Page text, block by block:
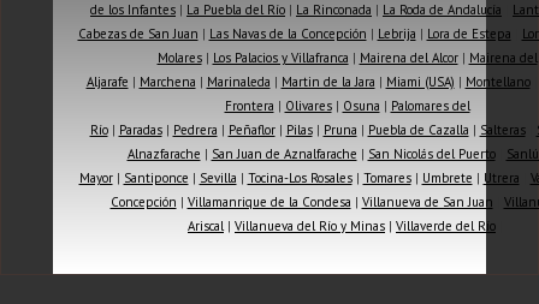
de los Infantes | La Puebla del Río | La Rinconada | La Roda de Andalucía
Cabezas de San Juan | Las Navas de la Concepción | Lebrija | Lora de Estepa
Molares| Los Palacios y Villafranca | Mairena del Alcor| Mairena del
Aljarafe | Marchena | Marinaleda | Martin de la Jara | Miami (USA) | Montellano
Frontera | Olivares| Osuna | Palomares del
Río| Paradas| Pedrera | Peñaflor| Pilas| Pruna | Puebla de Cazalla | Salteras|
Alnazfarache | San Juan de Aznalfarache | San Nicolás del Puerto|
Mayor| Santiponce | Sevilla | Tocina-Los Rosales| Tomares| Umbrete | Utrera
Concepción | Villamanrique de la Condesa | Villanueva de San Juan
Ariscal| Villanueva del Río y Minas | Villaverde del Río